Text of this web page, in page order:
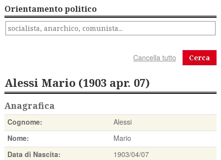
Orientamento politico
Cerca
Alessi Mario (1903 apr. 07)
Anagrafica
Cognome:
Alessi
Nome:
Mario
Data di Nascita:
1903/04/07